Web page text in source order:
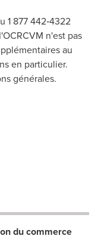
1 877 442‑4322
n'est pas
au
en particulier.
générales.
du commerce